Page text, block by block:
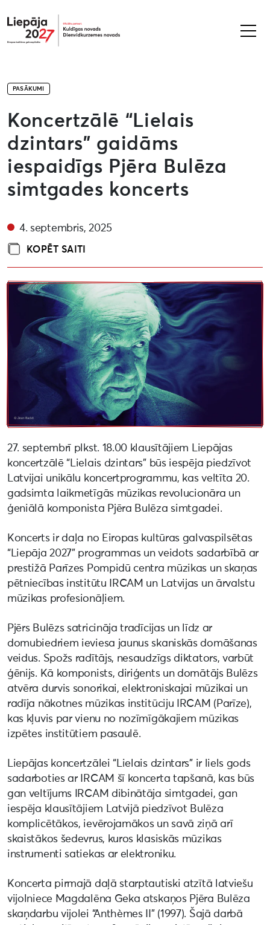
Liepāja2027
PASĀKUMI
Koncertzālē “Lielais
dzintars” gaidāms
iespaidīgs Pjēra Bulēza
simtgades koncerts
4. septembris, 2025
KOPĒT SAITI
27. septembrī plkst. 18.00 klausītājiem Liepājas
koncertzālē “Lielais dzintars” būs iespēja piedzīvot
Latvijai unikālu koncertprogrammu, kas veltīta 20.
gadsimta laikmetīgās mūzikas revolucionāra un
ģeniālā komponista Pjēra Bulēza simtgadei.
Koncerts ir daļa no Eiropas kultūras galvaspilsētas
“Liepāja 2027” programmas un veidots sadarbībā ar
prestižā Parīzes Pompidū centra mūzikas un skaņas
pētniecības institūtu IRCAM un Latvijas un ārvalstu
mūzikas profesionāļiem.
Pjērs Bulēzs satricināja tradīcijas un līdz ar
domubiedriem ieviesa jaunus skaniskās domāšanas
veidus. Spožs radītājs, nesaudzīgs diktators, varbūt
ģēnijs. Kā komponists, diriģents un domātājs Bulēzs
atvēra durvis sonorikai, elektroniskajai mūzikai un
radīja nākotnes mūzikas institūciju IRCAM (Parīze),
kas kļuvis par vienu no nozīmīgākajiem mūzikas
izpētes institūtiem pasaulē.
Liepājas koncertzālei “Lielais dzintars” ir liels gods
sadarboties ar IRCAM šī koncerta tapšanā, kas būs
gan veltījums IRCAM dibinātāja simtgadei, gan
iespēja klausītājiem Latvijā piedzīvot Bulēza
komplicētākos, ievērojamākos un savā ziņā arī
skaistākos šedevrus, kuros klasiskās mūzikas
instrumenti satiekas ar elektroniku.
Koncerta pirmajā daļā starptautiski atzītā latviešu
vijolniece Magdalēna Geka atskaņos Pjēra Bulēza
skaņdarbu vijolei “Anthèmes II” (1997). Šajā darbā